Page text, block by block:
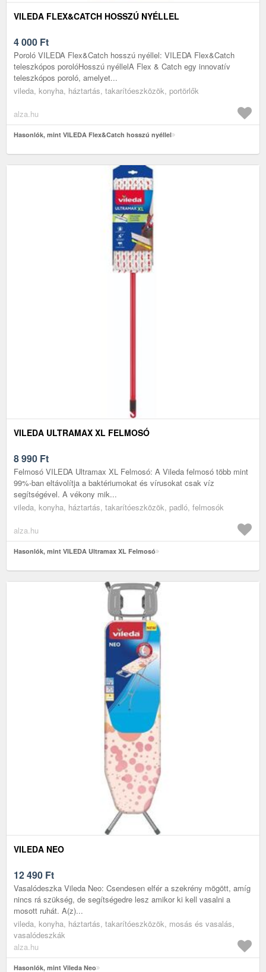
VILEDA FLEX&CATCH HOSSZÚ NYÉLLEL
4 000 Ft
Poroló VILEDA Flex&Catch hosszú nyéllel: VILEDA Flex&Catch
teleszkópos porolóHosszú nyéllelA Flex & Catch egy innovatív
teleszkópos poroló, amelyet...
vileda, konyha, háztartás, takarítóeszközök, portörlők
alza.hu
Hasonlók, mint VILEDA Flex&Catch hosszú nyéllel
VILEDA ULTRAMAX XL FELMOSÓ
8 990 Ft
Felmosó VILEDA Ultramax XL Felmosó: A Vileda felmosó több mint
99%-ban eltávolítja a baktériumokat és vírusokat csak víz
segítségével. A vékony mik...
vileda, konyha, háztartás, takarítóeszközök, padló, felmosók
alza.hu
Hasonlók, mint VILEDA Ultramax XL Felmosó
VILEDA NEO
12 490 Ft
Vasalódeszka Vileda Neo: Csendesen elfér a szekrény mögött, amíg
nincs rá szükség, de segítségedre lesz amikor ki kell vasalni a
mosott ruhát. A(z)...
vileda, konyha, háztartás, takarítóeszközök, mosás és vasalás,
vasalódeszkák
alza.hu
Hasonlók, mint Vileda Neo